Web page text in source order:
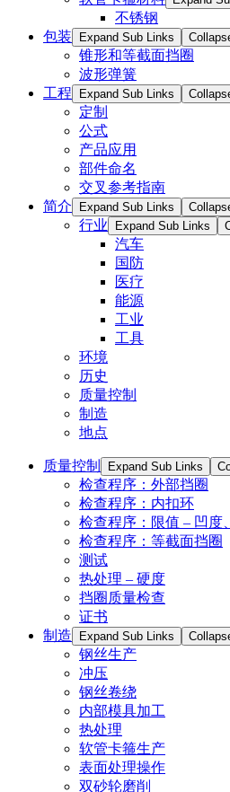
不锈钢
包装
Expand Sub Links
锥形和等截面挡圈
波形弹簧
工程
Expand Sub Links
定制
公式
产品应用
部件命名
交叉参考指南
简介
Expand Sub Links
行业 Expand Sub Links
汽车
国防
医疗
能源
工业
工具
环境
历史
质量控制
制造
地点
质量控制 Expand Sub Links
检查程序：外部挡圈
检查程序：内扣环
检查程序：限值 – 凹度
检查程序：等截面挡圈
测试
热处理 – 硬度
挡圈质量检查
证书
制造
Expand Sub Links
钢丝生产
冲压
钢丝卷绕
内部模具加工
热处理
软管卡箍生产
表面处理操作
双砂轮磨削